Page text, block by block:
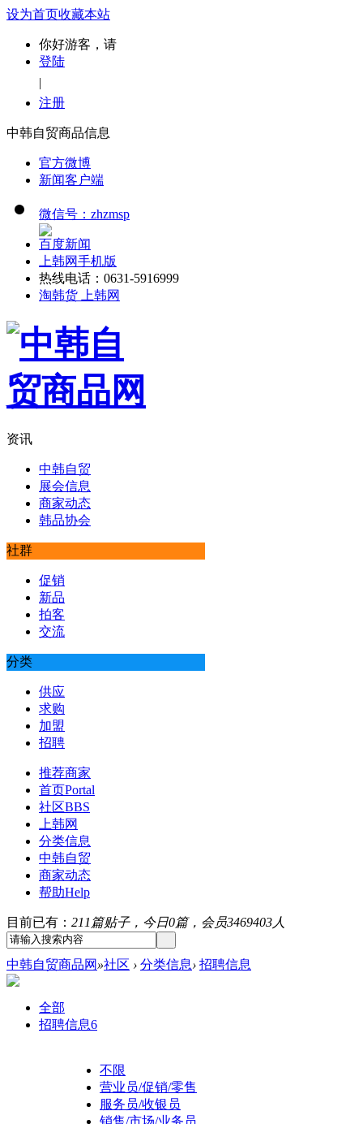
设为首页收藏本站
你好游客，请
登陆
|
注册
中韩自贸商品信息
官方微博
新闻客户端
微信号：zhzmsp
百度新闻
上韩网手机版
热线电话：0631-5916999
淘韩货 上韩网
资讯
中韩自贸
展会信息
商家动态
韩品协会
社群
促销
新品
拍客
交流
分类
供应
求购
加盟
招聘
推荐商家
首页Portal
社区BBS
上韩网
分类信息
中韩自贸
商家动态
帮助Help
目前已有： 211篇贴子，今日0篇，会员3469403人
中韩自贸商品网 »社区 › 分类信息› 招聘信息
全部
招聘信息6
不限
营业员/促销/零售
服务员/收银员
销售/市场/业务员